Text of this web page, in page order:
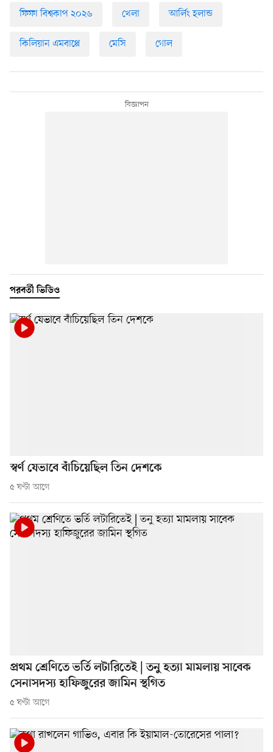
ফিফা বিশ্বকাপ ২০২৬ খেলা আর্লিং হলান্ড
কিলিয়ান এমবাপ্পে মেসি গোল
পরবর্তী ভিডিও
স্বর্ণ যেভাবে বাঁচিয়েছিল তিন দেশকে
৫ ঘণ্টা আগে
প্রথম শ্রেণিতে ভর্তি লটারিতেই | তনু হত্যা মামলায় সাবেক
সেনাসদস্য হাফিজুরের জামিন স্থগিত
৫ ঘণ্টা আগে